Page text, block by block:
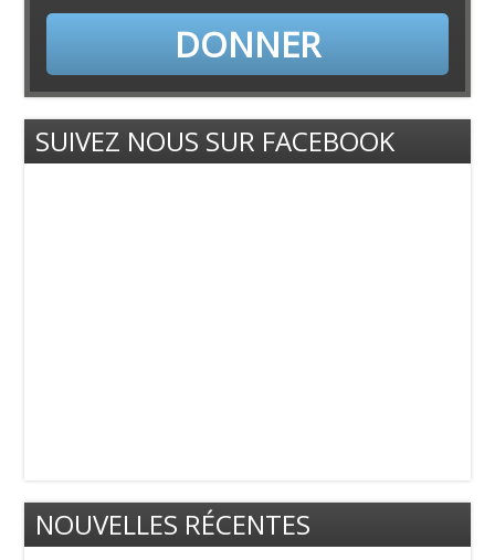
DONNER
SUIVEZ NOUS SUR FACEBOOK
NOUVELLES RÉCENTES